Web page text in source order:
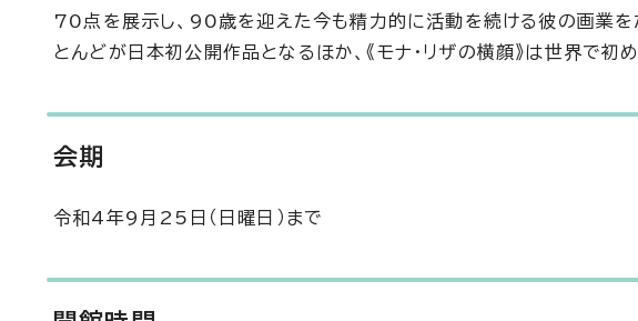
70点を展示し、90歳を迎えた今も精力的に活動を続ける彼の画業
とんどが日本初公開作品となるほか、《モナ・リザの横顔》は世界で初
会期
令和4年9月25日（日曜日）まで